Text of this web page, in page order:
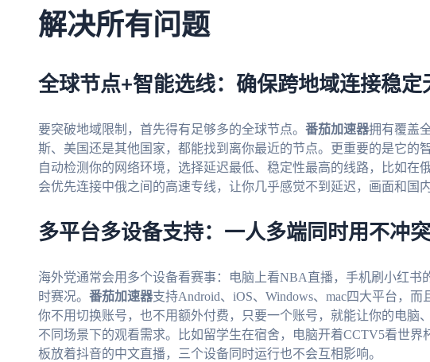
解决所有问题
全球节点+智能选线：确保跨地域连接稳定
要突破地域限制，首先得有足够多的全球节点。 番茄加速器拥有覆盖
斯、美国还是其他国家，都能找到离你最近的节点。更重要的是它
自动检测你的网络环境，选择延迟最低、稳定性最高的线路，比如在
会优先连接中俄之间的高速专线，让你几乎感觉不到延迟，画面和国内
多平台多设备支持：一人多端同时用不冲突
海外党通常会用多个设备看赛事：电脑上看NBA直播，手机刷小红书
时赛况。 番茄加速器支持Android、iOS、Windows、mac四大平台，
你不用切换账号，也不用额外付费，只要一个账号，就能让你的电脑
不同场景下的观看需求。比如留学生在宿舍，电脑开着CCTV5看世界
板放着抖音的中文直播，三个设备同时运行也不会互相影响。